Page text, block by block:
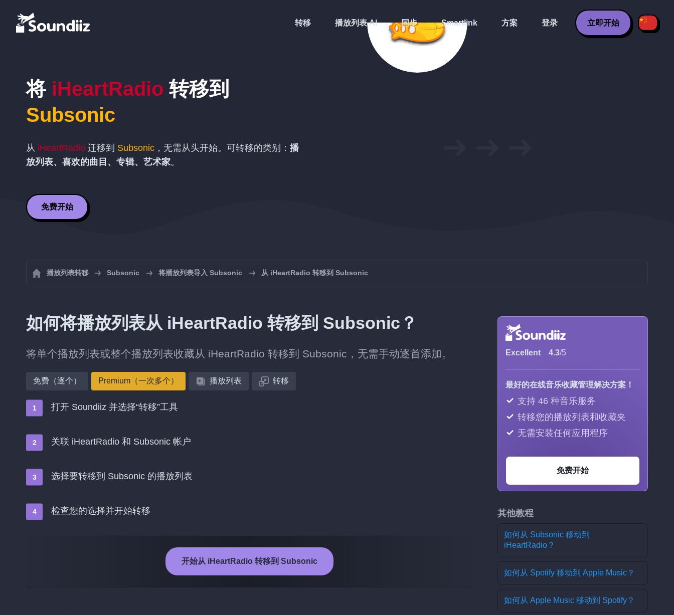
转移 播放列表 AI 同步 Smartlink 方案 登录 立即开始
将 iHeartRadio 转移到
Subsonic
从 iHeartRadio 迁移到 Subsonic ，无需从头开始。可转移的类别： 播
放列表、喜欢的曲目、专辑、艺术家。
免费开始
播放列表转移 Subsonic 将播放列表导入 Subsonic 从 iHeartRadio 转移到 Subsonic
如何将播放列表从 iHeartRadio 转移到 Subsonic？
将单个播放列表或整个播放列表收藏从 iHeartRadio 转移到 Subsonic，无需手动逐首添加。
免费（逐个） Premium（一次多个） 播放列表 转移
打开 Soundiiz 并选择“转移”工具
关联 iHeartRadio 和 Subsonic 帐户
选择要转移到 Subsonic 的播放列表
检查您的选择并开始转移
开始从 iHeartRadio 转移到 Subsonic
Excellent 4.3/5
最好的在线音乐收藏管理解决方案！
支持 46 种音乐服务
转移您的播放列表和收藏夹
无需安装任何应用程序
免费开始
其他教程
如何从 Subsonic 移动到
iHeartRadio？
如何从 Spotify 移动到 Apple Music？
如何从 Apple Music 移动到 Spotify？